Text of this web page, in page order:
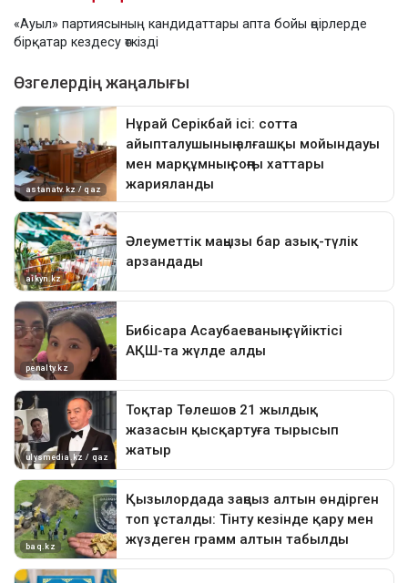
«Ауыл» партиясының кандидаттары апта бойы өңірлерде
бірқатар кездесу өткізді